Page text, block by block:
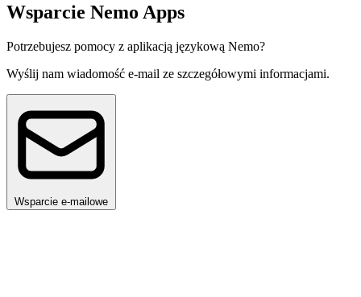
Wsparcie Nemo Apps
Potrzebujesz pomocy z aplikacją językową Nemo?
Wyślij nam wiadomość e-mail ze szczegółowymi informacjami.
Wsparcie e-mailowe